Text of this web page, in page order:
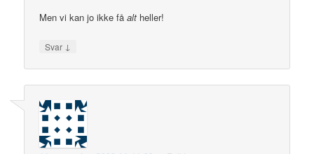
Men vi kan jo ikke fåalt heller!
Svar ↓